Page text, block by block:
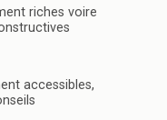
riches voire
accessibles,